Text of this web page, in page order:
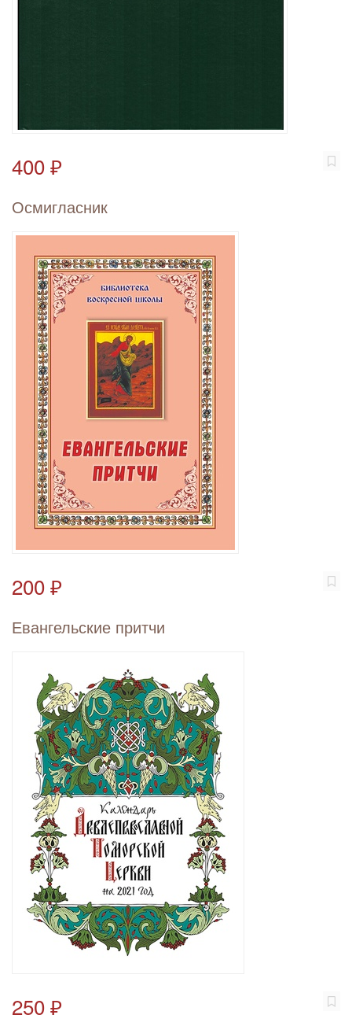
400 ₽
Осмигласник
200 ₽
Евангельские притчи
250 ₽